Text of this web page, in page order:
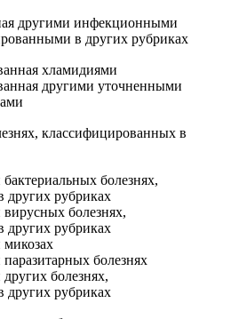
другими инфекционными
в других рубриках
хламидиями
другими уточненными
классифицированных в
болезнях,
других рубриках
болезнях,
других рубриках
болезнях
болезнях,
других рубриках